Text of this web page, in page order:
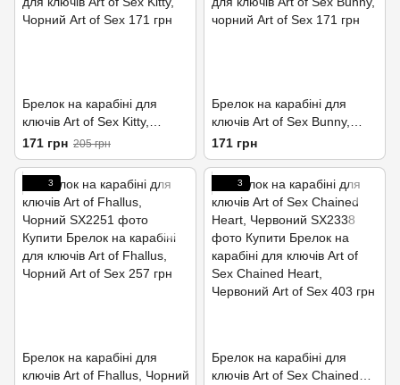
Брелок на карабіні для
ключів Art of Sex Kitty,
Чорний
171 грн 205 грн
Брелок на карабіні для
ключів Art of Sex Bunny,
чорний
171 грн
3
Брелок на карабіні для
ключів Art of Fhallus, Чорний
3
Брелок на карабіні для
ключів Art of Sex Chained